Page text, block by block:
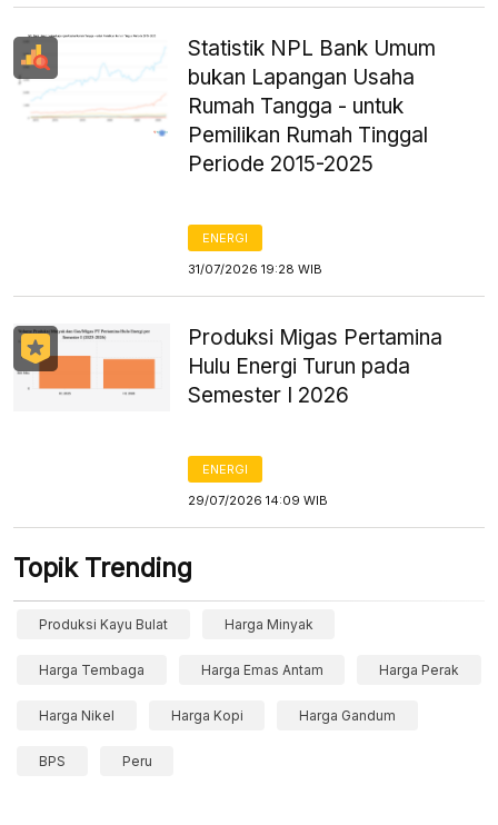
Statistik NPL Bank Umum
bukan Lapangan Usaha
Rumah Tangga - untuk
Pemilikan Rumah Tinggal
Periode 2015-2025
ENERGI
31/07/2026 19:28 WIB
Produksi Migas Pertamina
Hulu Energi Turun pada
Semester I 2026
ENERGI
29/07/2026 14:09 WIB
Topik Trending
Produksi Kayu Bulat Harga Minyak
Harga Tembaga Harga Emas Antam Harga Perak
Harga Nikel Harga Kopi Harga Gandum
BPS Peru